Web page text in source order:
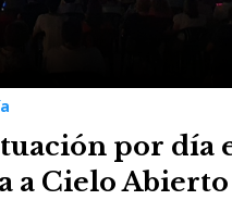
por día
a Cielo